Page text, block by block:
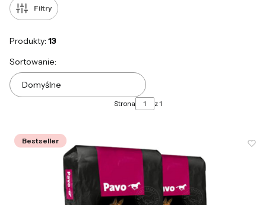
Filtry
Produkty: 13
Lista produktów
Sortowanie:
Domyślne
Strona z 1
Bestseller